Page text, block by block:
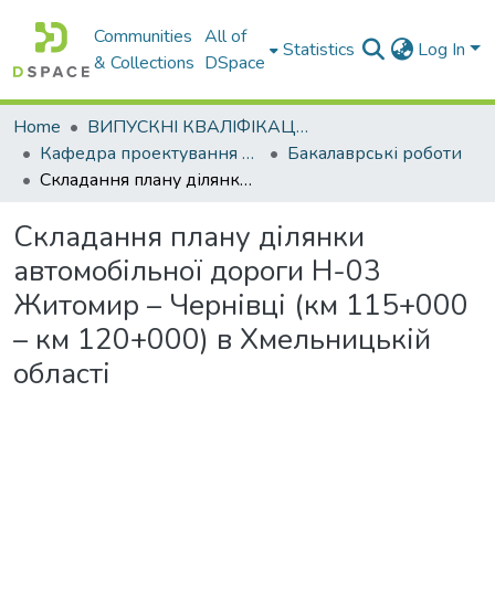
Communities
& Collections
All of
DSpace
Statistics Log In
Home
ВИПУСКНІ КВАЛІФІКАЦІЙНІ РОБОТИ
Кафедра проектування доріг, геодезії і землеустрою
Бакалаврські роботи
Складання плану ділянки автомобільної дороги Н-03 Житомир – Чернівці (км 115+000 – км 120+000) в Хмельницькій області
Складання плану ділянки
автомобільної дороги Н-03
Житомир – Чернівці (км 115+000
– км 120+000) в Хмельницькій
області